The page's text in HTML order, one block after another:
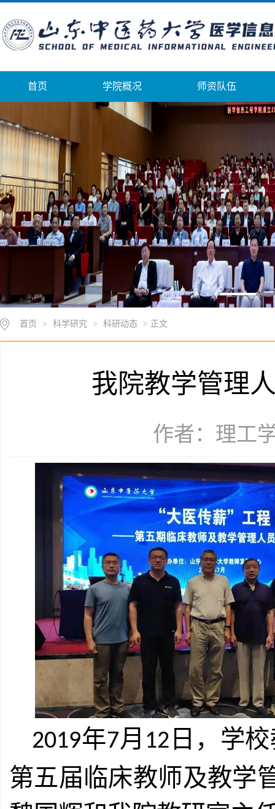
首页 学院概况 师资队伍
首页 > 科学研究 > 科研动态 > 正文
我院教学管理
作者：理工
2019年7月 12 日，学
第五届临床教师及教学